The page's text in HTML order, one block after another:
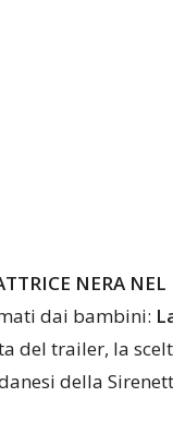
NERA NEL
dai bambini:
del trailer, la
della